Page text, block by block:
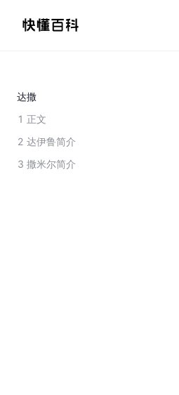
达撒
1 正文
2 达伊鲁简介
3 撒米尔简介